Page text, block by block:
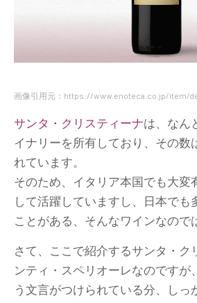
画像引用元：https://www.enoteca.co.jp/item/
サンタ・クリスティーナは、なん
イナリーを所有しており、その数
れています。
そのため、イタリア本国でも大変
して活躍していますし、日本でも
ことがある、そんなワインなので
さて、ここで紹介するサンタ・ク
ンティ・スペリオーレなのですが
う文言がつけられている分、しっ